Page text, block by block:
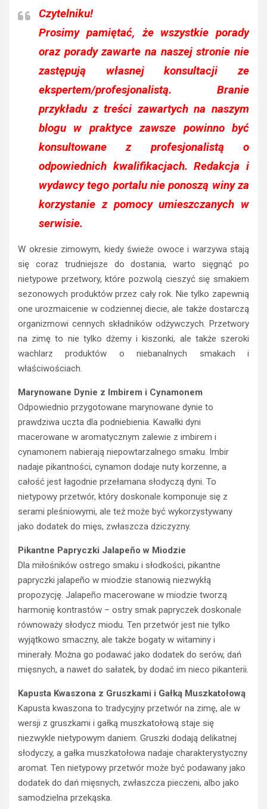
Czytelniku!
Prosimy pamiętać, że wszystkie porady
oraz porady zawarte na naszej stronie nie
zastępują własnej konsultacji ze
ekspertem/profesjonalistą. Branie
przykładu z treści zawartych na naszym
blogu w praktyce zawsze powinno być
konsultowane z profesjonalistą o
odpowiednich kwalifikacjach. Redakcja i
wydawcy tego portalu nie ponoszą winy za
korzystanie z pomocy umieszczanych w
serwisie.
W okresie zimowym, kiedy świeże owoce i warzywa stają
się coraz trudniejsze do dostania, warto sięgnąć po
nietypowe przetwory, które pozwolą cieszyć się smakiem
sezonowych produktów przez cały rok. Nie tylko zapewnią
one urozmaicenie w codziennej diecie, ale także dostarczą
organizmowi cennych składników odżywczych. Przetwory
na zimę to nie tylko dżemy i kiszonki, ale także szeroki
wachlarz produktów o niebanalnych smakach i
właściwościach.
Marynowane Dynie z Imbirem i Cynamonem
Odpowiednio przygotowane marynowane dynie to
prawdziwa uczta dla podniebienia. Kawałki dyni
macerowane w aromatycznym zalewie z imbirem i
cynamonem nabierają niepowtarzalnego smaku. Imbir
nadaje pikantności, cynamon dodaje nuty korzenne, a
całość jest łagodnie przełamana słodyczą dyni. To
nietypowy przetwór, który doskonale komponuje się z
serami pleśniowymi, ale też może być wykorzystywany
jako dodatek do mięs, zwłaszcza dziczyzny.
Pikantne Papryczki Jalapeño w Miodzie
Dla miłośników ostrego smaku i słodkości, pikantne
papryczki jalapeño w miodzie stanowią niezwykłą
propozycję. Jalapeño macerowane w miodzie tworzą
harmonię kontrastów – ostry smak papryczek doskonale
równoważy słodycz miodu. Ten przetwór jest nie tylko
wyjątkowo smaczny, ale także bogaty w witaminy i
minerały. Można go podawać jako dodatek do serów, dań
mięsnych, a nawet do sałatek, by dodać im nieco pikanterii.
Kapusta Kwaszona z Gruszkami i Gałką Muszkatołową
Kapusta kwaszona to tradycyjny przetwór na zimę, ale w
wersji z gruszkami i gałką muszkatołową staje się
niezwykle nietypowym daniem. Gruszki dodają delikatnej
słodyczy, a gałka muszkatołowa nadaje charakterystyczny
aromat. Ten nietypowy przetwór może być podawany jako
dodatek do dań mięsnych, zwłaszcza pieczeni, albo jako
samodzielna przekąska.